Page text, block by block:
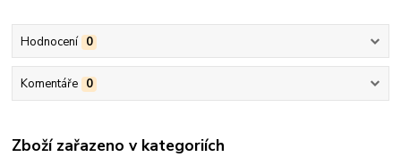
Hodnocení 0
Komentáře 0
Zboží zařazeno v kategoriích